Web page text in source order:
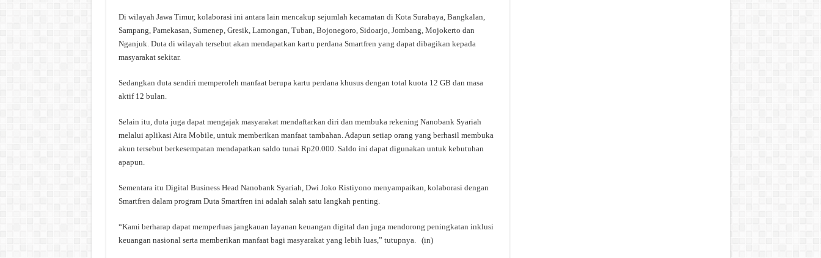
Di wilayah Jawa Timur, kolaborasi ini antara lain mencakup sejumlah kecamatan di Kota Surabaya, Bangkalan,
Sampang, Pamekasan, Sumenep, Gresik, Lamongan, Tuban, Bojonegoro, Sidoarjo, Jombang, Mojokerto dan
Nganjuk. Duta di wilayah tersebut akan mendapatkan kartu perdana Smartfren yang dapat dibagikan kepada
masyarakat sekitar.
Sedangkan duta sendiri memperoleh manfaat berupa kartu perdana khusus dengan total kuota 12 GB dan masa
aktif 12 bulan.
Selain itu, duta juga dapat mengajak masyarakat mendaftarkan diri dan membuka rekening Nanobank Syariah
melalui aplikasi Aira Mobile, untuk memberikan manfaat tambahan. Adapun setiap orang yang berhasil membuka
akun tersebut berkesempatan mendapatkan saldo tunai Rp20.000. Saldo ini dapat digunakan untuk kebutuhan
apapun.
Sementara itu Digital Business Head Nanobank Syariah, Dwi Joko Ristiyono menyampaikan, kolaborasi dengan
Smartfren dalam program Duta Smartfren ini adalah salah satu langkah penting.
“Kami berharap dapat memperluas jangkauan layanan keuangan digital dan juga mendorong peningkatan inklusi
keuangan nasional serta memberikan manfaat bagi masyarakat yang lebih luas,” tutupnya. (in)